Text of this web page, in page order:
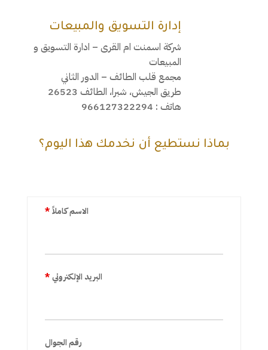
إدارة التسويق والمبيعات
شركة اسمنت ام القرى – ادارة التسويق و
المبيعات
مجمع قلب الطائف – الدور الثاني
طريق الجيش، شبرا، الطائف 26523
هاتف : 966127322294
بماذا نستطيع أن نخدمك هذا اليوم؟
الاسم كاملاً*
البريد الإلكتروني*
رقم الجوال